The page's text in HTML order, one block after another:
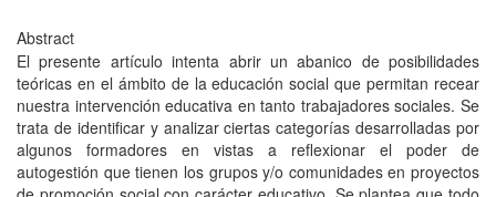
Abstract
El presente artículo intenta abrir un abanico de posibilidades
teóricas en el ámbito de la educación social que permitan recear
nuestra intervención educativa en tanto trabajadores sociales. Se
trata de identificar y analizar ciertas categorías desarrolladas por
algunos formadores en vistas a reflexionar el poder de
autogestión que tienen los grupos y/o comunidades en proyectos